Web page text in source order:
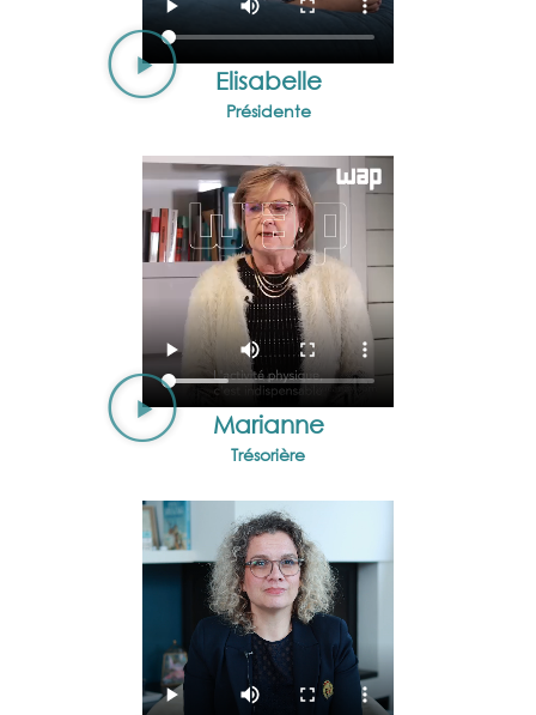
Elisabelle
Présidente
Marianne
Trésorière